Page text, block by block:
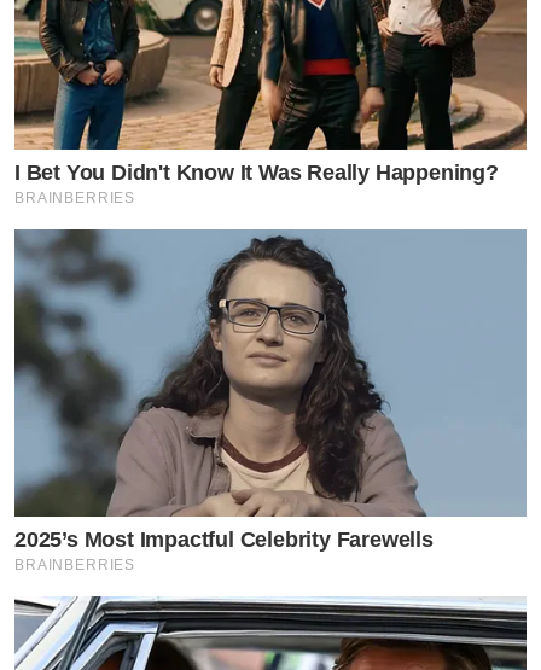
ความหล่อของน้องกันอย่างมากมาย หลายคนบอกว่าน้องชิ
โน่โตขึ้นมากและหล่อเหลาเอาการจนแทบจำไม่ได้ บางคนก็
แซวว่าน้องชิโน่มีลุคส์ที่คล้ายกับศิลปินเกาหลีมาก และเชื่อว่า
ในอนาคตน้องชิโน่อาจจะก้าวเข้าสู่วงการบันเทิงตามรอย
คุณแม่ก็เป็นได้
งานนี้ทำเอาคุณแม่พลอยยิ้มแก้มปริกับคำชมที่มีต่อลูกชาย
สุดที่รักของตนเอง และอดไม่ได้ที่จะโพสต์ภาพลูกชายลงใน
อินสตาแกรมส่วนตัว พร้อมแคปชั่นสุดน่ารักว่า “ติ่งลูกชาย
ตัวเองได้มั้ย”
I Bet You Didn't Know It Was Really Happening?
BRAINBERRIES
2025’s Most Impactful Celebrity Farewells
BRAINBERRIES